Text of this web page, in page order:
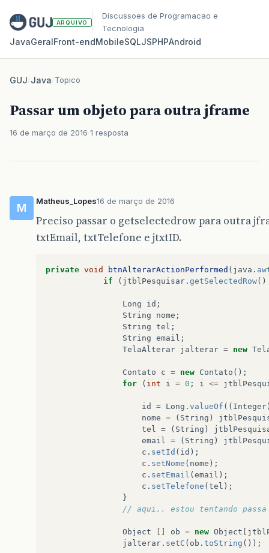
ARQUIVO
Discussoes de Programacao e
Tecnologia
JavaGeralFront‑endMobileSQLJSPHPAndroid
GUJ/Java/Topico
Passar um objeto para outra jframe
16 de março de 2016 1 resposta
M
Matheus_Lopes16 de março de 2016
Preciso passar o getselectedrow para outra
txtEmail, txtTelefone e jtxtID.
private void btnAlterarActionPerformed ( java .
if
( jtblPesquisar . getSelectedRow()
Long id ;
String
nome ;
String tel ;
String email ;
TelaAlterar jalterar = new
Contato c = new Contato ();
for
( int i = 0 ; i <=
id = Long . valueOf (( Integer
nome = ( String )
tel = ( String )
email = ( String )
c . setId ( id );
c . setNome ( nome );
c . setEmail ( email );
c . setTelefone ( tel );
}
// aqui.. estou tentando
Object ob = new Object
jalterar . setC ( ob . toString ());